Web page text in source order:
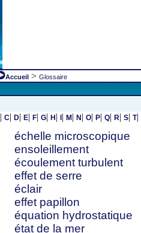
Accueil > Glossaire
| C| D| E| F| G| H | | M | N | O| P| Q| R| S| T|
échelle microscopique
ensoleillement
écoulement turbulent
effet de serre
éclair
effet papillon
équation hydrostatique
état de la mer